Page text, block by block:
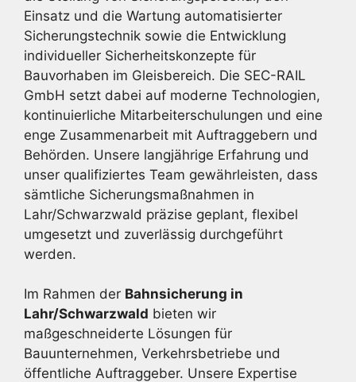
Einsatz und die Wartung automatisierter
Sicherungstechnik sowie die Entwicklung
individueller Sicherheitskonzepte für
Bauvorhaben im Gleisbereich. Die SEC-RAIL
GmbH setzt dabei auf moderne Technologien,
kontinuierliche Mitarbeiterschulungen und eine
enge Zusammenarbeit mit Auftraggebern und
Behörden. Unsere langjährige Erfahrung und
unser qualifiziertes Team gewährleisten, dass
sämtliche Sicherungsmaßnahmen in
Lahr/Schwarzwald präzise geplant, flexibel
umgesetzt und zuverlässig durchgeführt
werden.
Im Rahmen der Bahnsicherung in
Lahr/Schwarzwald bieten wir
maßgeschneiderte Lösungen für
Bauunternehmen, Verkehrsbetriebe und
öffentliche Auftraggeber. Unsere Expertise